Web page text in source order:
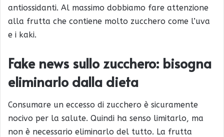
antiossidanti. Al massimo dobbiamo fare attenzione
alla frutta che contiene molto zucchero come l’uva
e i kaki.
Fake news sullo zucchero: bisogna
eliminarlo dalla dieta
Consumare un eccesso di zucchero è sicuramente
nocivo per la salute. Quindi ha senso limitarlo, ma
non è necessario eliminarlo del tutto. La frutta